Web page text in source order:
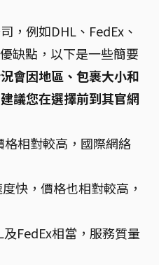
，例如DHL、FedEx、
缺點，以下是一些簡要
會因地區、包裹大小和
議您在選擇前到其官網
相對較高，國際網絡
快，價格也相對較高，
FedEx相當，服務質量